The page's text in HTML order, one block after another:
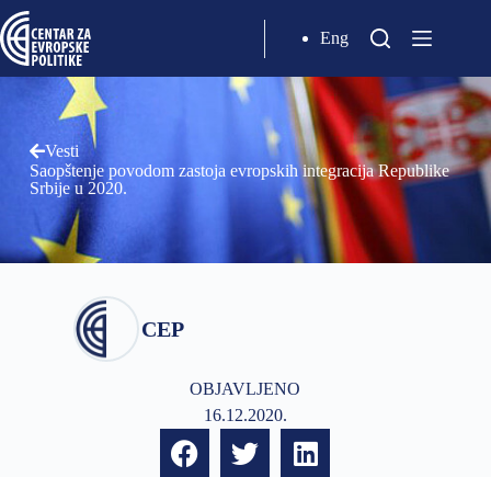
Eng
Vesti
Saopštenje povodom zastoja evropskih integracija Republike
Srbije u 2020.
CEP
OBJAVLJENO
16.12.2020.